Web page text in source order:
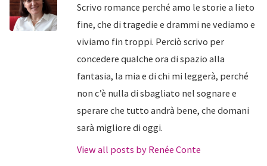
Scrivo romance perché amo le storie a lieto
fine, che di tragedie e drammi ne vediamo e
viviamo fin troppi. Perciò scrivo per
concedere qualche ora di spazio alla
fantasia, la mia e di chi mi leggerà, perché
non c’è nulla di sbagliato nel sognare e
sperare che tutto andrà bene, che domani
sarà migliore di oggi.
View all posts by Renée Conte